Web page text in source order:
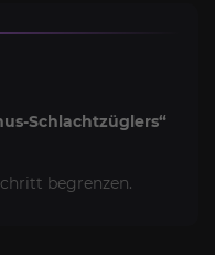
Schlachtzüglers“
begrenzen.